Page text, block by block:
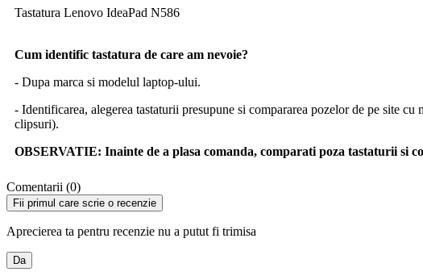
Tastatura Lenovo IdeaPad N586
Cum identific tastatura de care am nevoie?
- Dupa marca si modelul laptop-ului.
- Identificarea, alegerea tastaturii presupune si compararea pozelor de pe site
clipsuri).
OBSERVATIE: Inainte de a plasa comanda, comparati poza tastaturii si
Comentarii (0)
Fii primul care scrie o recenzie
Aprecierea ta pentru recenzie nu a putut fi trimisa
Da